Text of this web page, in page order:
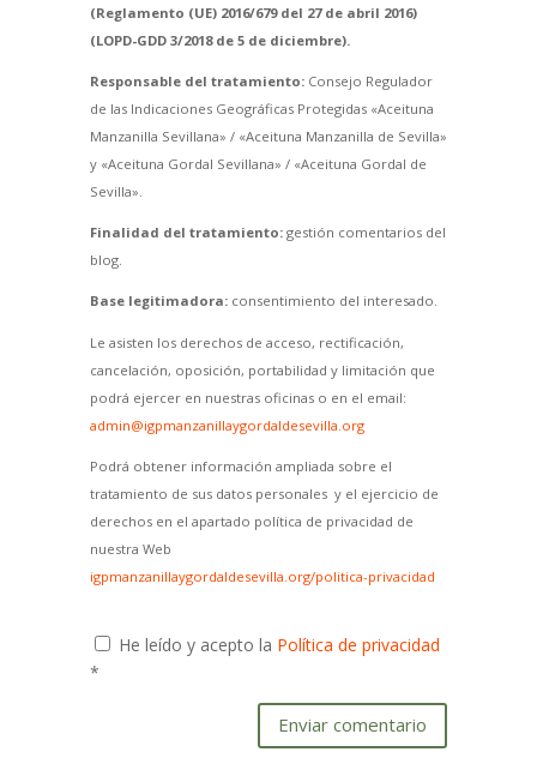
(Reglamento (UE) 2016/679 del 27 de abril 2016)
(LOPD-GDD 3/2018 de 5 de diciembre).
Responsable del tratamiento:Consejo Regulador
de las Indicaciones Geográficas Protegidas «Aceituna
Manzanilla Sevillana» / «Aceituna Manzanilla de Sevilla»
y «Aceituna Gordal Sevillana» / «Aceituna Gordal de
Sevilla».
Finalidad del tratamiento:gestión comentarios del
blog.
Base legitimadora:consentimiento del interesado.
Le asisten los derechos de acceso, rectificación,
cancelación, oposición, portabilidad y limitación que
podrá ejercer en nuestras oficinas o en el email:
admin@igpmanzanillaygordaldesevilla.org
Podrá obtener información ampliada sobre el
tratamiento de sus datos personales y el ejercicio de
derechos en el apartado política de privacidad de
nuestra Web
igpmanzanillaygordaldesevilla.org/politica-privacidad
He leído y acepto la Política de privacidad
*
Enviar comentario